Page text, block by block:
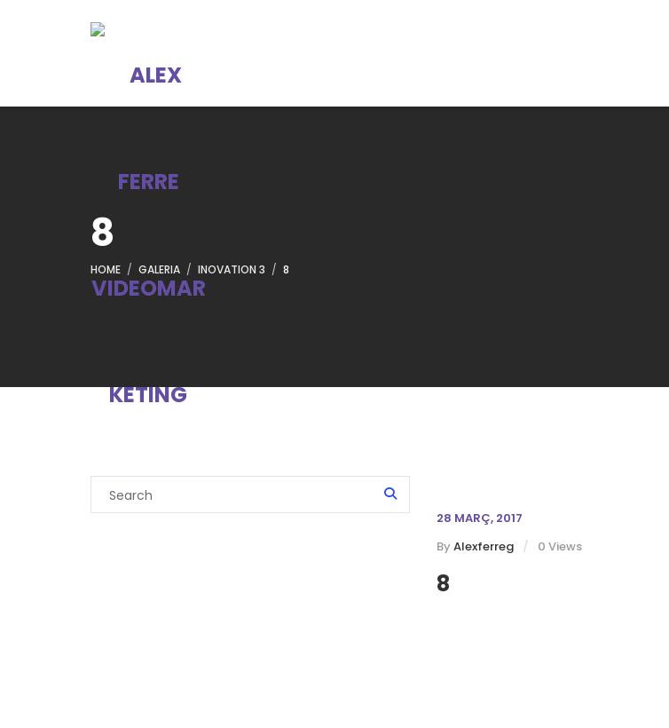
8
HOME GALERIA INOVATION 3 8
28 MARÇ, 2017
By Alexferreg 0 Views
8